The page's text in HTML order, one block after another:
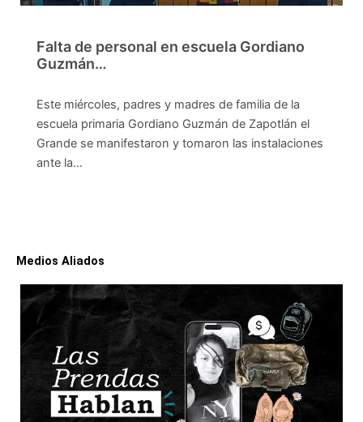
Falta de personal en escuela Gordiano
Guzmán…
Este miércoles, padres y madres de familia de la
escuela primaria Gordiano Guzmán de Zapotlán el
Grande se manifestaron y tomaron las instalaciones
ante la…
Medios Aliados